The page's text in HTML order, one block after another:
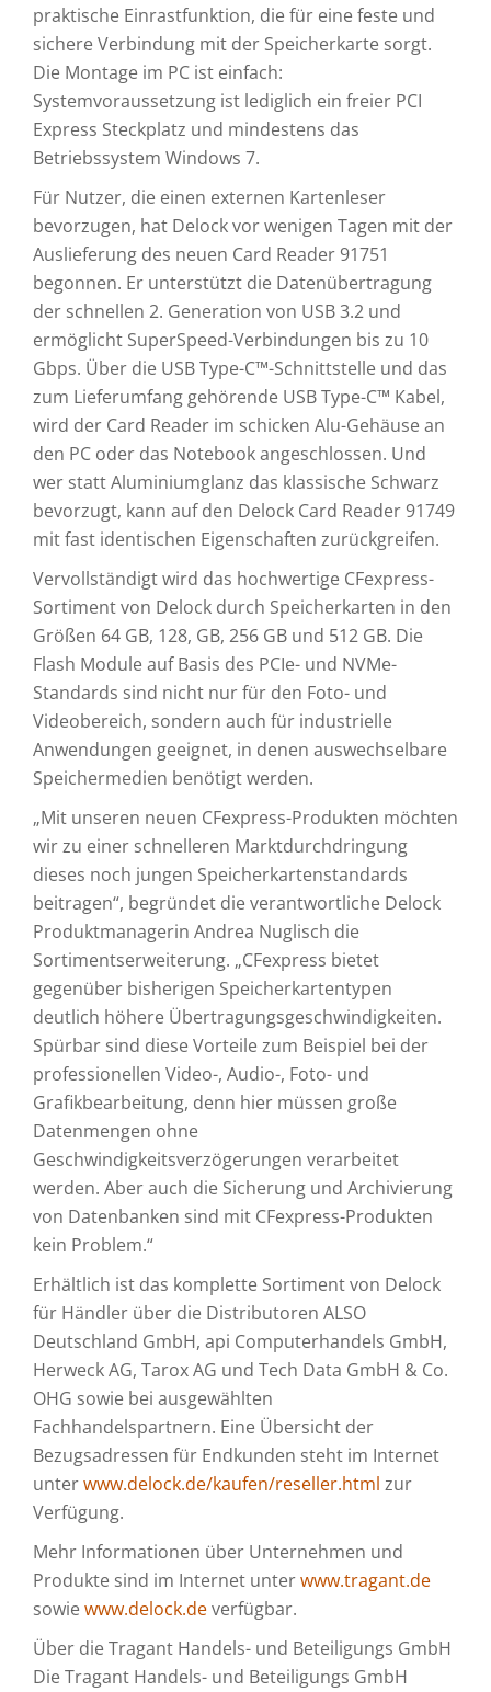
praktische Einrastfunktion, die für eine feste und
sichere Verbindung mit der Speicherkarte sorgt.
Die Montage im PC ist einfach:
Systemvoraussetzung ist lediglich ein freier PCI
Express Steckplatz und mindestens das
Betriebssystem Windows 7.
Für Nutzer, die einen externen Kartenleser
bevorzugen, hat Delock vor wenigen Tagen mit der
Auslieferung des neuen Card Reader 91751
begonnen. Er unterstützt die Datenübertragung
der schnellen 2. Generation von USB 3.2 und
ermöglicht SuperSpeed-Verbindungen bis zu 10
Gbps. Über die USB Type-C™-Schnittstelle und das
zum Lieferumfang gehörende USB Type-C™ Kabel,
wird der Card Reader im schicken Alu-Gehäuse an
den PC oder das Notebook angeschlossen. Und
wer statt Aluminiumglanz das klassische Schwarz
bevorzugt, kann auf den Delock Card Reader 91749
mit fast identischen Eigenschaften zurückgreifen.
Vervollständigt wird das hochwertige CFexpress-
Sortiment von Delock durch Speicherkarten in den
Größen 64 GB, 128, GB, 256 GB und 512 GB. Die
Flash Module auf Basis des PCIe- und NVMe-
Standards sind nicht nur für den Foto- und
Videobereich, sondern auch für industrielle
Anwendungen geeignet, in denen auswechselbare
Speichermedien benötigt werden.
„Mit unseren neuen CFexpress-Produkten möchten
wir zu einer schnelleren Marktdurchdringung
dieses noch jungen Speicherkartenstandards
beitragen“, begründet die verantwortliche Delock
Produktmanagerin Andrea Nuglisch die
Sortimentserweiterung. „CFexpress bietet
gegenüber bisherigen Speicherkartentypen
deutlich höhere Übertragungsgeschwindigkeiten.
Spürbar sind diese Vorteile zum Beispiel bei der
professionellen Video-, Audio-, Foto- und
Grafikbearbeitung, denn hier müssen große
Datenmengen ohne
Geschwindigkeitsverzögerungen verarbeitet
werden. Aber auch die Sicherung und Archivierung
von Datenbanken sind mit CFexpress-Produkten
kein Problem.“
Erhältlich ist das komplette Sortiment von Delock
für Händler über die Distributoren ALSO
Deutschland GmbH, api Computerhandels GmbH,
Herweck AG, Tarox AG und Tech Data GmbH & Co.
OHG sowie bei ausgewählten
Fachhandelspartnern. Eine Übersicht der
Bezugsadressen für Endkunden steht im Internet
unterwww.delock.de/kaufen/reseller.html zur
Verfügung.
Mehr Informationen über Unternehmen und
Produkte sind im Internet unterwww.tragant.de
sowiewww.delock.deverfügbar.
Über die Tragant Handels- und Beteiligungs GmbH
Die Tragant Handels- und Beteiligungs GmbH